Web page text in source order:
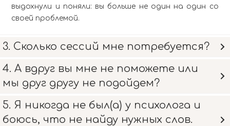
выдохнули и поняли: вы больше не один на один со
своей проблемой.
3. Сколько сессий мне потребуется?
4. А вдруг вы мне не поможете или
мы друг другу не подойдем?
5. Я никогда не был(а) у психолога и
боюсь, что не найду нужных слов.